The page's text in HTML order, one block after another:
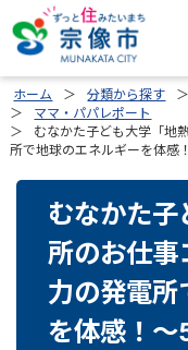
ホーム 分類から探す
ママ・パパレポート
むなかた子ども大学「地
所で地球のエネルギーを体感
むなかた
所のお仕事
力の発電所
を体感！